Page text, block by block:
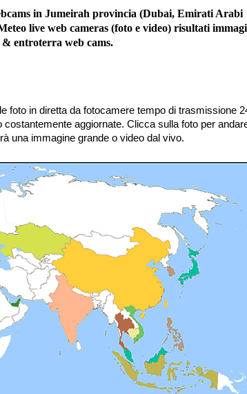
in Jumeirah provincia (Dubai, Emirati Arabi
live web cameras (foto e video) risultati
& entroterra web cams.
foto in diretta da fotocamere tempo di trasmissione
costantemente aggiornate. Clicca sulla foto per
una immagine grande o video dal vivo.